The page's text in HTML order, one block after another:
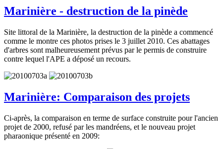
Marinière - destruction de la pinède
Site littoral de la Marinière, la destruction de la pinède a commencé
comme le montre ces photos prises le 3 juillet 2010. Ces abattages
d'arbres sont malheureusement prévus par le permis de construire
contre lequel l'APE a déposé un recours.
Marinière: Comparaison des projets
Ci-après, la comparaison en terme de surface construite pour l'ancien
projet de 2000, refusé par les mandréens, et le nouveau projet
pharaonique présenté en 2009: